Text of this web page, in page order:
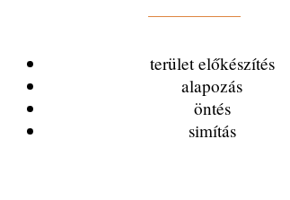
terület előkészítés
alapozás
öntés
simítás